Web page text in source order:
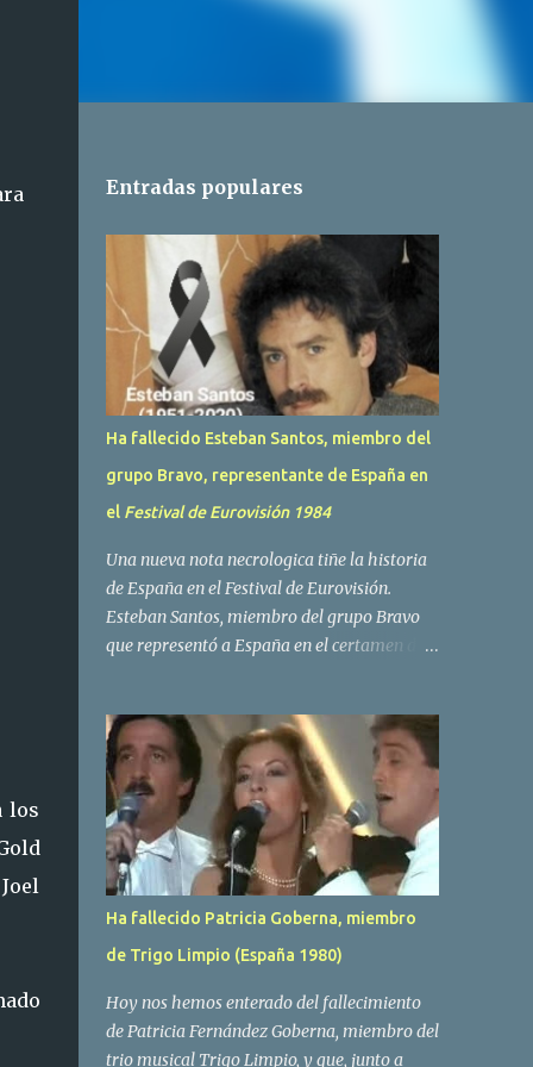
los
Entradas populares
Ha fallecido Esteban Santos, miembro del
grupo Bravo, representante de España en
el Festival de Eurovisión 1984
Una nueva nota necrologica tiñe la historia
de España en el Festival de Eurovisión.
Esteban Santos, miembro del grupo Bravo
que representó a España en el certamen del
su compañera y principal vocalista en la
formación musical, Amaya Saizar, la que ha
dado a conocer la noticia al publico a traves
de las redes sociales. Nacido en Tolosa en
1951, durante su epoca universitaria en la
carrera de empresariales conoció al
estudiante de medicina Luis Villar,
comenzando a actuar juntos,Santos a la
guitarra y Villar al piano, sin atreverse a dar
esto cambió gracias a la propia Amaia
Saizar, que tras su abandono de Trigo
Ha fallecido Patricia Goberna, miembro
de Trigo Limpio (España 1980)
Hoy nos hemos enterado del fallecimiento
de Patricia Fernández Goberna, miembro del
trio musical Trigo Limpio, y que, junto a